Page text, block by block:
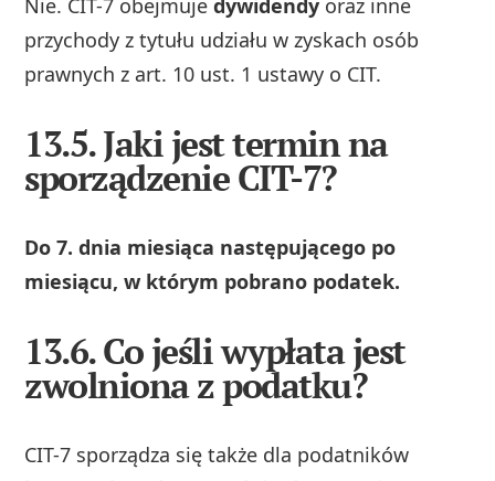
przychody z tytułu udziału w zyskach osób
prawnych z art. 10 ust. 1 ustawy o CIT.
13.5. Jaki jest termin na
sporządzenie CIT-7?
Do 7. dnia miesiąca następującego po
miesiącu, w którym pobrano podatek.
13.6. Co jeśli wypłata jest
zwolniona z podatku?
CIT-7 sporządza się także dla podatników